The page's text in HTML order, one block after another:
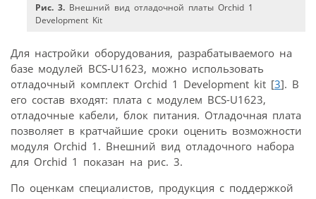
Рис. 3. Внешний вид отладочной платы Orchid 1
Development Kit
Для настройки оборудования, разрабатываемого на
базе модулей BCS-U1623, можно использовать
отладочный комплект Orchid 1 Development kit [3]. В
его состав входят: плата с модулем BCS-U1623,
отладочные кабели, блок питания. Отладочная плата
позволяет в кратчайшие сроки оценить возможности
модуля Orchid 1. Внешний вид отладочного набора
для Orchid 1 показан на рис. 3.
По оценкам специалистов, продукция с поддержкой